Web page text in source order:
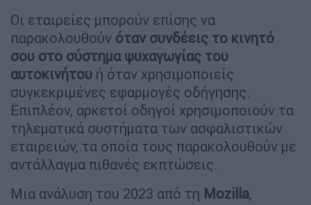
Οι εταιρείες μπορούν επίσης να
παρακολουθούν όταν συνδέεις το κινητό
σου στο σύστημα ψυχαγωγίας του
αυτοκινήτου ή όταν χρησιμοποιείς
συγκεκριμένες εφαρμογές οδήγησης.
Επιπλέον, αρκετοί οδηγοί χρησιμοποιούν τα
τηλεματικά συστήματα των ασφαλιστικών
εταιρειών, τα οποία τους παρακολουθούν με
αντάλλαγμα πιθανές εκπτώσεις.
Μια ανάλυση του 2023 από τη Mozilla,